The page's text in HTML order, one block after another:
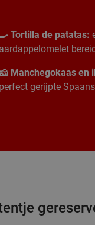
🍳 Tortilla de patatas:
aardappelomelet
🧀 Manchegokaas en
perfect gerijpte